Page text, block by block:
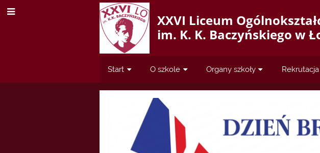
XXVI Liceum
im. K. K. Baczyńskiego w
Start O szkole Organy szkoły Rekrutacja